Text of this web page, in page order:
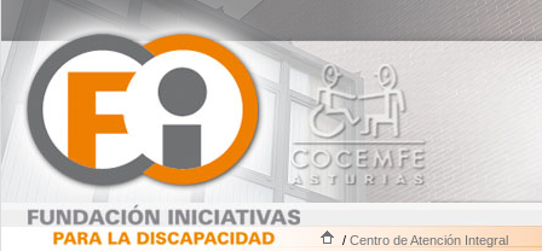
/ Centro de Atención Integral